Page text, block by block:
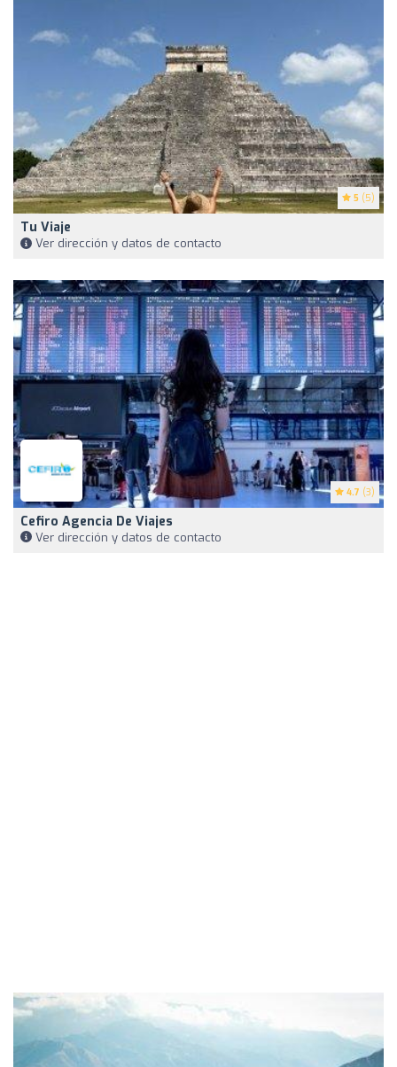
5 (5)
Tu Viaje
Ver dirección y datos de contacto
4.7 (3)
Cefiro Agencia De Viajes
Ver dirección y datos de contacto